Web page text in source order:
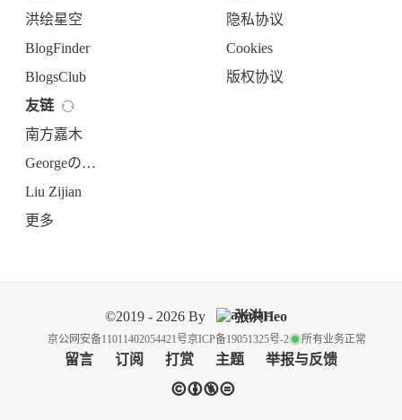
洪绘星空
BlogFinder
BlogsClub
隐私协议
Cookies
版权协议
友链
南方嘉木
Georgeの小窝
Liu Zijian
更多
©2019 - 2026 By 张洪Heo
京公网安备11011402054421号京ICP备19051325号-2 所有业务正常
留言 订阅 打赏 主题 举报与反馈